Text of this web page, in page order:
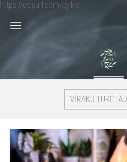
https://eepurl.com/dyikxr
VĪRAKU TURĒTĀJI